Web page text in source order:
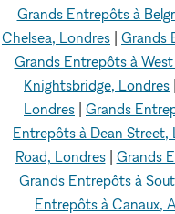
Grands Entrepôts à
Chelsea, Londres Grands
Grands Entrepôts à
Knightsbridge, Londres
Londres Grands
Entrepôts à Dean Street,
Road, Londres| Grands
Grands Entrepôts à
Entrepôts à Canaux,